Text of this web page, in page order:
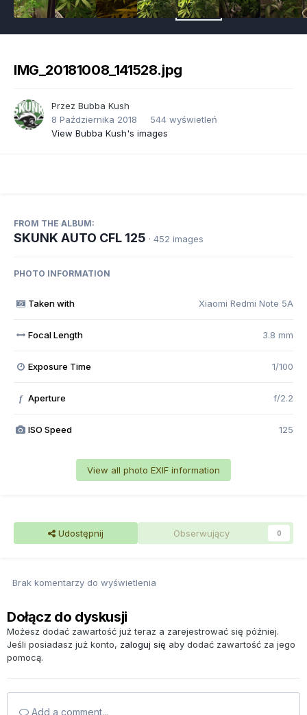
IMG_20181008_141528.jpg
Przez Bubba Kush
8 Października 2018
544 wyświetleń
View Bubba Kush's images
FROM THE ALBUM:
SKUNK AUTO CFL 125 · 452 images
PHOTO INFORMATION
Taken with Xiaomi Redmi Note 5A
Focal Length 3.8 mm
Exposure Time 1/100
f Aperture f/2.2
ISO Speed 125
View all photo EXIF information
Udostępnij Obserwujący 0
Brak komentarzy do wyświetlenia
Dołącz do dyskusji
Możesz dodać zawartość już teraz a zarejestrować się później.
Jeśli posiadasz już konto, zaloguj się aby dodać zawartość za jego
pomocą.
Add a comment...